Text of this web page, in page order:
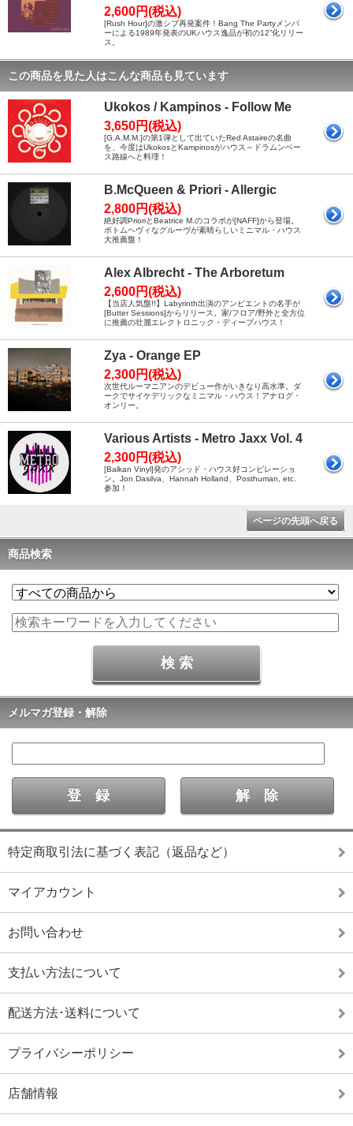
2,600円(税込)
[Rush Hour]の激シブ再発案件！Bang The Partyメンバ
ーによる1989年発表のUKハウス逸品が初の12”化リリー
ス。
この商品を見た人はこんな商品も見ています
Ukokos / Kampinos - Follow Me
3,650円(税込)
[G.A.M.M.]の第1弾として出ていたRed Astaireの名曲
を、今度はUkokosとKampinosがハウス～ドラムンベー
ス路線へと料理！
B.McQueen & Priori - Allergic
2,800円(税込)
絶好調PrioriとBeatrice M.のコラボが[NAFF]から登場。
ボトムヘヴィなグルーヴが素晴らしいミニマル・ハウス
大推薦盤！
Alex Albrecht - The Arboretum
2,600円(税込)
【当店人気盤!!】Labyrinth出演のアンビエントの名手が
[Butter Sessions]からリリース。家/フロア/野外と全方位
に推薦の壮麗エレクトロニック・ディープハウス！
Zya - Orange EP
2,300円(税込)
次世代ルーマニアンのデビュー作がいきなり高水準。ダ
ークでサイケデリックなミニマル・ハウス！アナログ・
オンリー。
Various Artists - Metro Jaxx Vol. 4
2,300円(税込)
[Balkan Vinyl]発のアシッド・ハウス好コンピレーショ
ン。Jon Dasilva、Hannah Holland、Posthuman, etc.
参加！
ページの先頭へ戻る
商品検索
メルマガ登録・解除
特定商取引法に基づく表記（返品など）
マイアカウント
お問い合わせ
支払い方法について
配送方法･送料について
プライバシーポリシー
店舗情報